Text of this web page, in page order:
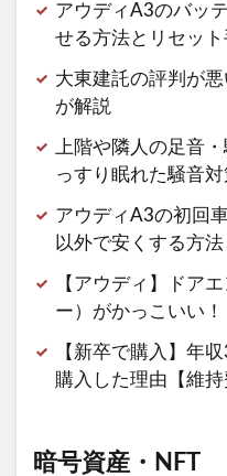
アウディA3のバッ
せる方法とリセット
大東建託の評判が
が解説
上階や隣人の足音
っすり眠れた騒音対
アウディA3の初回
以外で安くする方法
【アウディ】ドア
ー）がかっこいい！
【新卒で購入】年
購入した理由【維持
暗号資産・NFT